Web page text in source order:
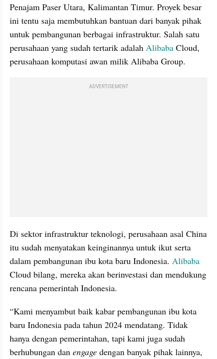
Penajam Paser Utara, Kalimantan Timur. Proyek besar
ini tentu saja membutuhkan bantuan dari banyak pihak
untuk pembangunan berbagai infrastruktur. Salah satu
perusahaan yang sudah tertarik adalah Alibaba Cloud,
perusahaan komputasi awan milik Alibaba Group.
ADVERTISEMENT
Di sektor infrastruktur teknologi, perusahaan asal China
itu sudah menyatakan keinginannya untuk ikut serta
dalam pembangunan ibu kota baru Indonesia. Alibaba
Cloud bilang, mereka akan berinvestasi dan mendukung
rencana pemerintah Indonesia.
“Kami menyambut baik kabar pembangunan ibu kota
baru Indonesia pada tahun 2024 mendatang. Tidak
hanya dengan pemerintahan, tapi kami juga sudah
berhubungan dan engage dengan banyak pihak lainnya,